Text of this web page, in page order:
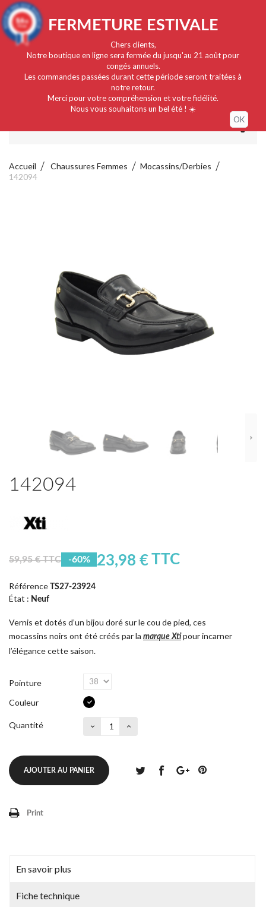
Français
FERMETURE ESTIVALE
Chers clients,
Notre boutique en ligne sera fermée du jusqu'au 21 août pour
congés annuels.
Les commandes passées durant cette période seront traitées à
notre retour.
Merci pour votre compréhension et votre fidélité.
Nous vous souhaitons un bel été ! ☀️
OK
Accueil Chaussures Femmes
Mocassins/Derbies
142094
142094
59,95 € TTC -60% 23,98 €TTC
Référence TS27-23924
État : Neuf
Vernis et dotés d’un bijou doré sur le cou de pied, ces
mocassins noirs ont été créés par la marque Xtipour incarner
l’élégance cette saison.
Pointure
Couleur
Quantité
AJOUTER AU PANIER
Print
En savoir plus
Fiche technique
9.4/10